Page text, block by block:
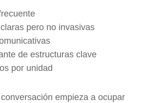
pero no invasivas
de estructuras clave
por unidad
empieza a ocupar